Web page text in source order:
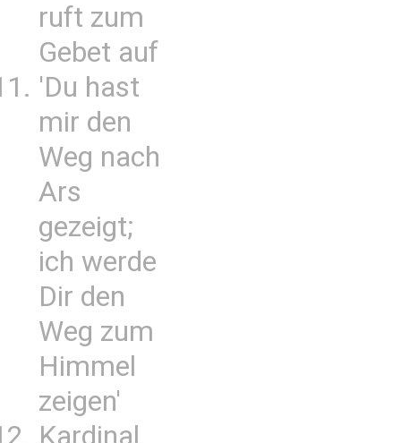
ruft zum
Gebet auf
'Du hast
mir den
Weg nach
Ars
gezeigt;
ich werde
Dir den
Weg zum
Himmel
zeigen'
Kardinal